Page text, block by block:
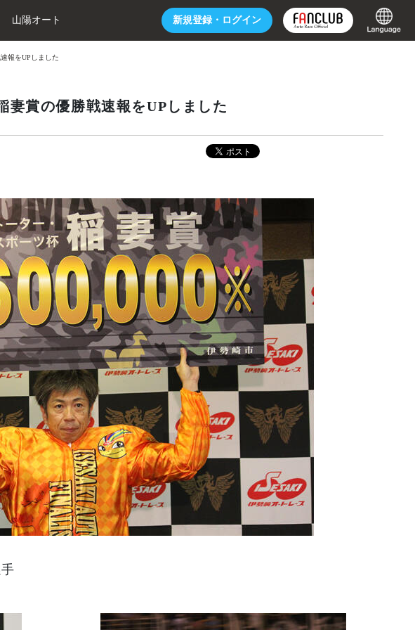
新規登録・ ログイン
山陽オート
報をUPしました
賞の優勝戦速報をUPしました